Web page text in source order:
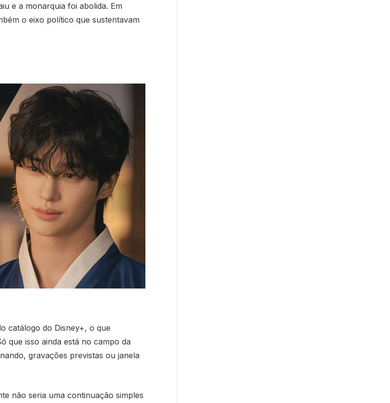
e a monarquia foi abolida. Em
o eixo político que sustentavam
catálogo do Disney+, o que
que isso ainda está no campo da
gravações previstas ou janela
não seria uma continuação simples